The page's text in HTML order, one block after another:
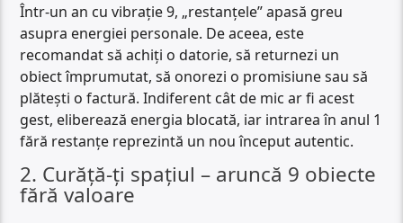
Într-un an cu vibrație 9, „restanțele” apasă greu
asupra energiei personale. De aceea, este
recomandat să achiți o datorie, să returnezi un
obiect împrumutat, să onorezi o promisiune sau să
plătești o factură. Indiferent cât de mic ar fi acest
gest, eliberează energia blocată, iar intrarea în anul 1
fără restanțe reprezintă un nou început autentic.
2. Curăță-ți spațiul – aruncă 9 obiecte
fără valoare